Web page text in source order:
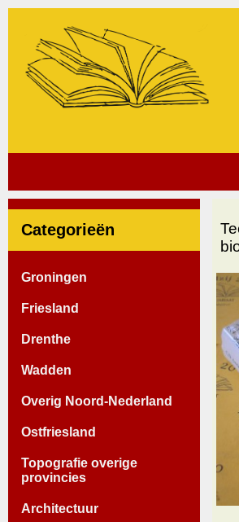
Categorieën
Groningen
Friesland
Drenthe
Wadden
Overig Noord-Nederland
Ostfriesland
Topografie overige
provincies
Architectuur